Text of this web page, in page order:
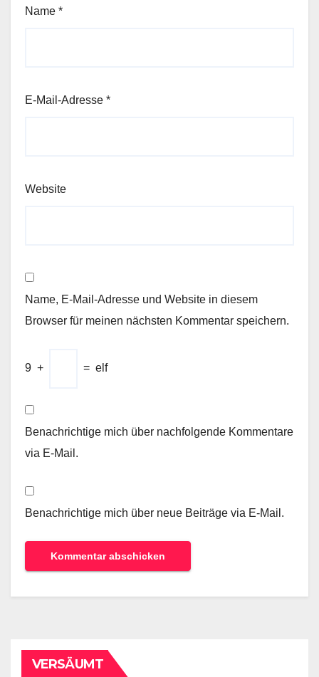
Name *
E-Mail-Adresse *
Website
Name, E-Mail-Adresse und Website in diesem
Browser für meinen nächsten Kommentar speichern.
9 + = elf
Benachrichtige mich über nachfolgende Kommentare
via E-Mail.
Benachrichtige mich über neue Beiträge via E-Mail.
VERSÄUMT